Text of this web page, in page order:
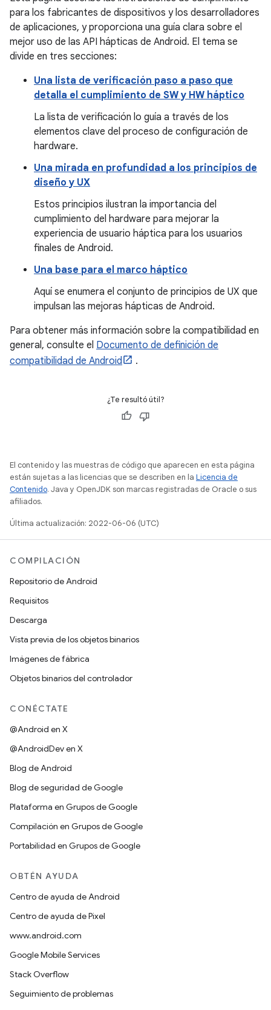
para los fabricantes de dispositivos y los desarrolladores
de aplicaciones, y proporciona una guía clara sobre el
mejor uso de las API hápticas de Android. El tema se
divide en tres secciones:
Una lista de verificación paso a paso que
detalla el cumplimiento de SW y HW háptico
La lista de verificación lo guía a través de los
elementos clave del proceso de configuración de
hardware.
Una mirada en profundidad a los principios de
diseño y UX
Estos principios ilustran la importancia del
cumplimiento del hardware para mejorar la
experiencia de usuario háptica para los usuarios
finales de Android.
Una base para el marco háptico
Aquí se enumera el conjunto de principios de UX que
impulsan las mejoras hápticas de Android.
Para obtener más información sobre la compatibilidad en
general, consulte el Documento de definición de
compatibilidad de Android
.
¿Te resultó útil?
El contenido y las muestras de código que aparecen en esta página
están sujetas a las licencias que se describen en la Licencia de
Contenido. Java y OpenJDK son marcas registradas de Oracle o sus
afiliados.
Última actualización: 2022-06-06 (UTC)
COMPILACIÓN
Repositorio de Android
Requisitos
Descarga
Vista previa de los objetos binarios
Imágenes de fábrica
Objetos binarios del controlador
CONÉCTATE
@Android en X
@AndroidDev en X
Blog de Android
Blog de seguridad de Google
Plataforma en Grupos de Google
Compilación en Grupos de Google
Portabilidad en Grupos de Google
OBTÉN AYUDA
Centro de ayuda de Android
Centro de ayuda de Pixel
www.android.com
Google Mobile Services
Stack Overflow
Seguimiento de problemas